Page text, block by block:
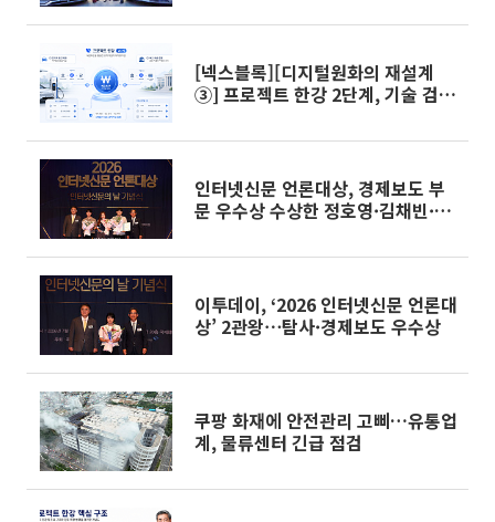
[넥스블록][디지털원화의 재설계
③] 프로젝트 한강 2단계, 기술 검증
인터넷신문 언론대상, 경제보도 부
문 우수상 수상한 정호영·김채빈·
이투데이, ‘2026 인터넷신문 언론대
상’ 2관왕⋯탐사·경제보도 우수상
쿠팡 화재에 안전관리 고삐…유통업
계, 물류센터 긴급 점검